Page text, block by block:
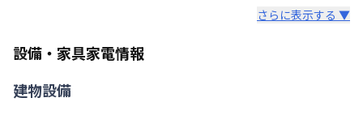
さらに表示する ▼
設備・家具家電情報
建物設備